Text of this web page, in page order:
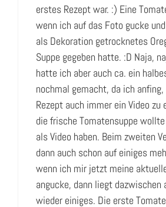
erstes Rezept war. :) Eine
wenn ich auf das Foto gucke
als Dekoration getrocknetes
Suppe gegeben hatte. :D Naja,
hatte ich aber auch ca. ein
nochmal gemacht, da ich
Rezept auch immer ein Video zu
die frische Tomatensuppe
als Video haben. Beim zweiten
dann auch schon auf einiges
wenn ich mir jetzt meine
angucke, dann liegt dazwischen
wieder einiges. Die erste